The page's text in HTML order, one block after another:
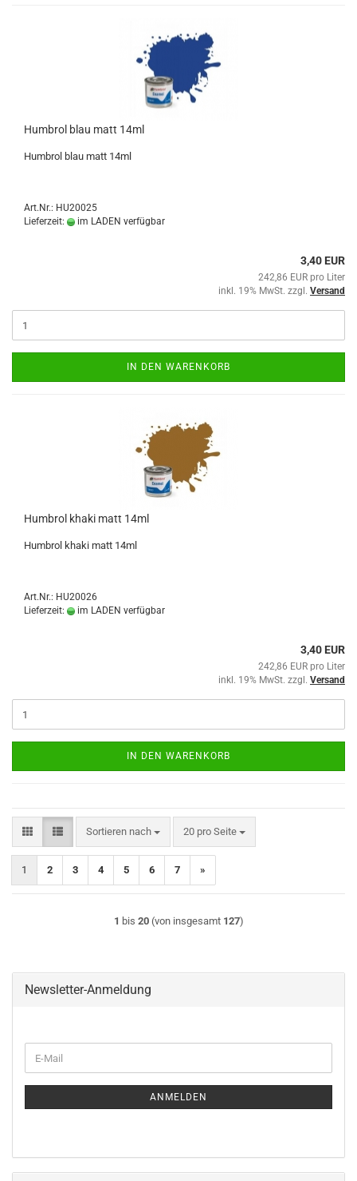
Humbrol blau matt 14ml
Humbrol blau matt 14ml
Art.Nr.: HU20025
Lieferzeit:
im LADEN verfügbar
3,40 EUR
242,86 EUR pro Liter
inkl. 19% MwSt. zzgl. Versand
IN DEN WARENKORB
Humbrol khaki matt 14ml
Humbrol khaki matt 14ml
Art.Nr.: HU20026
Lieferzeit:
im LADEN verfügbar
3,40 EUR
242,86 EUR pro Liter
inkl. 19% MwSt. zzgl. Versand
IN DEN WARENKORB
Sortieren nach
Sortieren nach 20 pro Seite
pro Seite
1 2 3 4 5 6 7 »
1 bis 20(von insgesamt 127)
Newsletter-Anmeldung
ZUR
E-
Mail
ANMELDEN